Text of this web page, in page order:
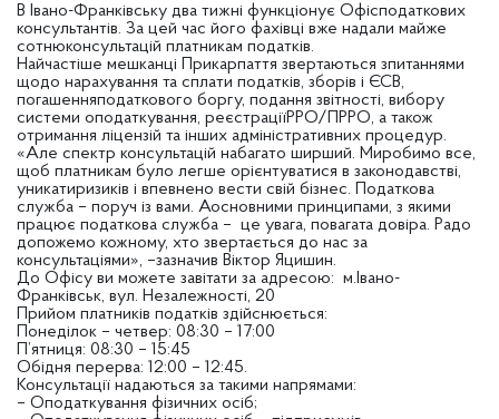
В Івано-Франківську два тижні функціонує Офісподаткових
консультантів. За цей час його фахівці вже надали майже
сотнюконсультацій платникам податків.
Найчастіше мешканці Прикарпаття звертаються зпитаннями
щодо нарахування та сплати податків, зборів і ЄСВ,
погашенняподаткового боргу, подання звітності, вибору
системи оподаткування, реєстраціїРРО/ПРРО, а також
отримання ліцензій та інших адміністративних процедур.
«Але спектр консультацій набагато ширший. Миробимо все,
щоб платникам було легше орієнтуватися в законодавстві,
уникатиризиків і впевнено вести свій бізнес. Податкова
служба – поруч із вами. Аосновними принципами, з якими
працює податкова служба – це увага, повагата довіра. Радо
допожемо кожному, хто звертається до нас за
консультаціями», –зазначив Віктор Яцишин.
До Офісу ви можете завітати за адресою: м.Івано-
Франківськ, вул. Незалежності, 20
Прийом платників податків здійснюється:
Понеділок – четвер: 08:30 – 17:00
П’ятниця: 08:30 – 15:45
Обідня перерва: 12:00 – 12:45.
Консультації надаються за такими напрямами:
– Оподаткування фізичних осіб;